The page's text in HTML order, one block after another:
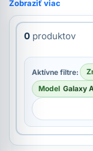
Zobraziť viac
0 produktov
Aktívne filtre:
Model Galaxy